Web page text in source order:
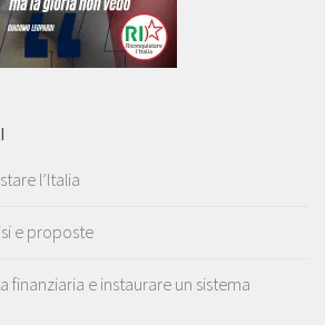
l’Italia
e proposte
finanziaria e instaurare un sistema